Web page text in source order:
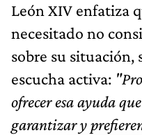
León XIV enfatiza
necesitado no
sobre su situación,
escucha activa:
ofrecer esa ayuda
garantizar y